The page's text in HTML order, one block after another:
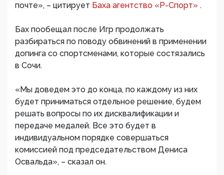
почте», – цитирует Баха агентство «Р-Спорт» .
Бах пообещал после Игр продолжать
разбираться по поводу обвинений в применении
допинга со спортсменами, которые состязались
в Сочи.
«Мы доведем это до конца, по каждому из них
будет приниматься отдельное решение, будем
решать вопросы по их дисквалификации и
передаче медалей. Все это будет в
индивидуальном порядке совершаться
комиссией под председательством Дениса
Освальда», – сказал он.